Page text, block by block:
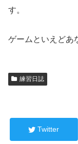
す。
ゲームといえどあ
練習日誌
Twitter